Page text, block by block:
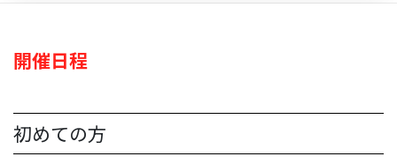
開催日程
初めての方